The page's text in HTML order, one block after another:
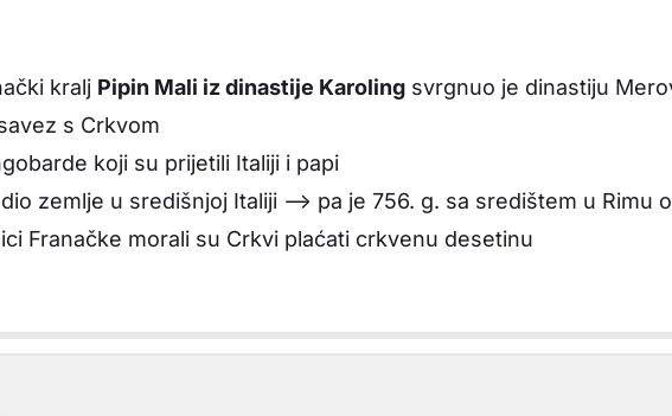
kralj Pipin Mali iz dinastije Karoling svrgnuo je dinastiju
s Crkvom
koji su prijetili Italiji i papi
zemlje u središnjoj Italiji --> pa je 756. g. sa središtem u Rimu
Franačke morali su Crkvi plaćati crkvenu desetinu